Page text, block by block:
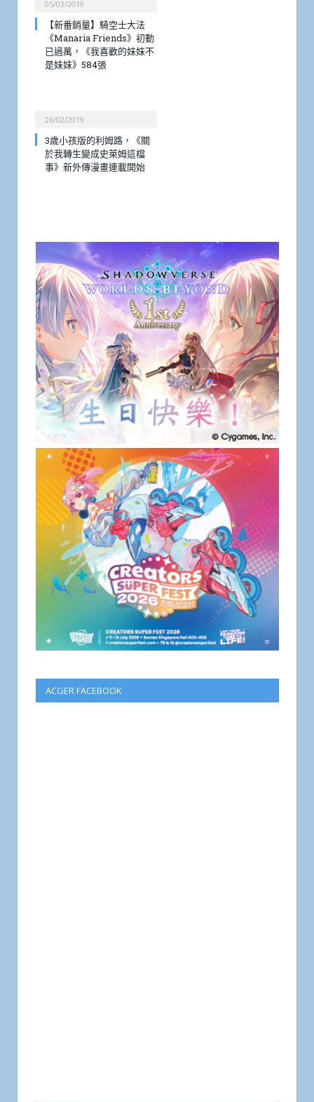
05/03/2019
【新番銷量】騎空士大法
《Manaria Friends》初動
已過萬，《我喜歡的妹妹不
是妹妹》584張
26/02/2019
3歲小孩版的利姆路，《關
於我轉生變成史萊姆這檔
事》新外傳漫畫連載開始
ACGER FACEBOOK